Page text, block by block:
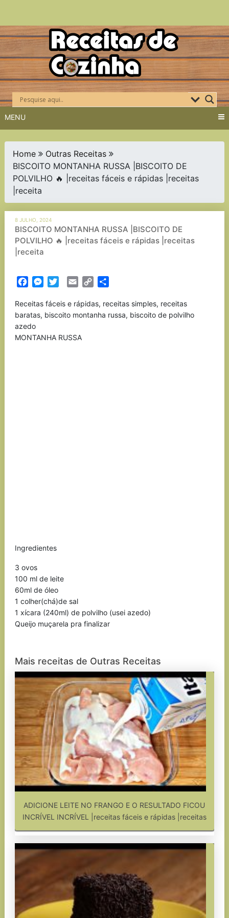
Skip
to
content
MENU
Home
Outras Receitas
BISCOITO MONTANHA RUSSA |BISCOITO DE
POLVILHO 🔥 |receitas fáceis e rápidas |receitas
|receita
8 JULHO, 2024
BISCOITO MONTANHA RUSSA |BISCOITO DE
POLVILHO 🔥 |receitas fáceis e rápidas |receitas
|receita
FacebookMessenger
TwitterEmail Copy
Receitas fáceis e rápidas, receitas simples, receitas
baratas, biscoito montanha russa, biscoito de polvilho
azedo
MONTANHA RUSSA
Ingredientes
3 ovos
100 ml de leite
60ml de óleo
1 colher(chá)de sal
1 xícara (240ml) de polvilho (usei azedo)
Queijo muçarela pra finalizar
Mais receitas de Outras Receitas
ADICIONE LEITE NO FRANGO E O RESULTADO FICOU
INCRÍVEL INCRÍVEL |receitas fáceis e rápidas |receitas